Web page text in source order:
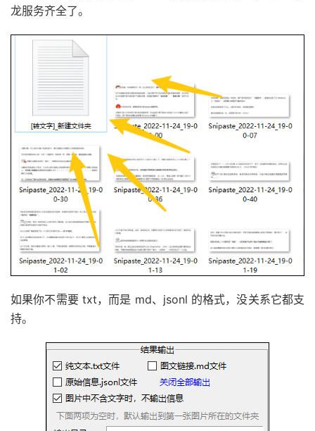
龙服务齐全了。
如果你不需要 txt，而是 md、jsonl 的格式，没关系它都支
持。